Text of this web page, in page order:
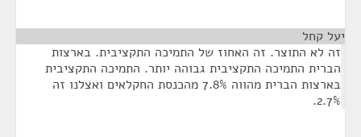
יעל קחל
זה לא התוצר. זה האחוז של התמיכה התקציבית. בארצות
הברית התמיכה התקציבית גבוהה יותר. התמיכה התקציבית
בארצות הברית מהווה 7.8% מהכנסת החקלאים ואצלנו זה
2.7%.